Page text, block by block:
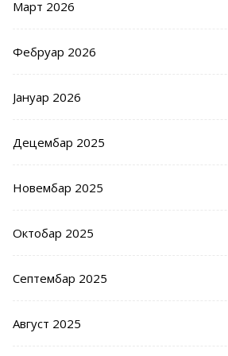
Март 2026
Фебруар 2026
Јануар 2026
Децембар 2025
Новембар 2025
Октобар 2025
Септембар 2025
Август 2025